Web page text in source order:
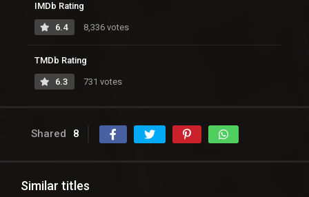
IMDb Rating
6.4 8,336 votes
TMDb Rating
6.3 731 votes
Shared 8
Similar titles